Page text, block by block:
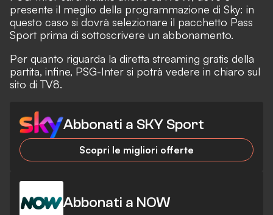
presente il meglio della programmazione di Sky: in
questo caso si dovrà selezionare il pacchetto Pass
Sport prima di sottoscrivere un abbonamento.
Per quanto riguarda la diretta streaming gratis della
partita, infine, PSG-Inter si potrà vedere in chiaro sul
sito di TV8.
Abbonati a SKY Sport
Scopri le migliori offerte
Abbonati a NOW